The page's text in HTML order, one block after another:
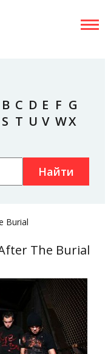
B C D E F G
S T U V WX
Найти
Burial
The Burial